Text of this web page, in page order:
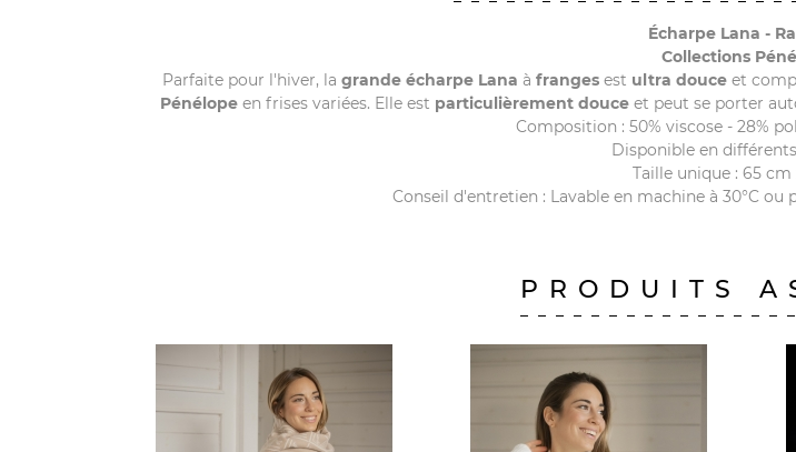
Écharpe Lana -
Collections
Parfaite pour l'hiver, la grande écharpe Lana à franges est ultra douce et
Pénélope en frises variées. Elle est particulièrement douce et peut se porter
Composition : 50% viscose - 28%
Disponible en
Taille unique : 65 cm
Conseil d'entretien : Lavable en machine à 30°C
PRODUITS